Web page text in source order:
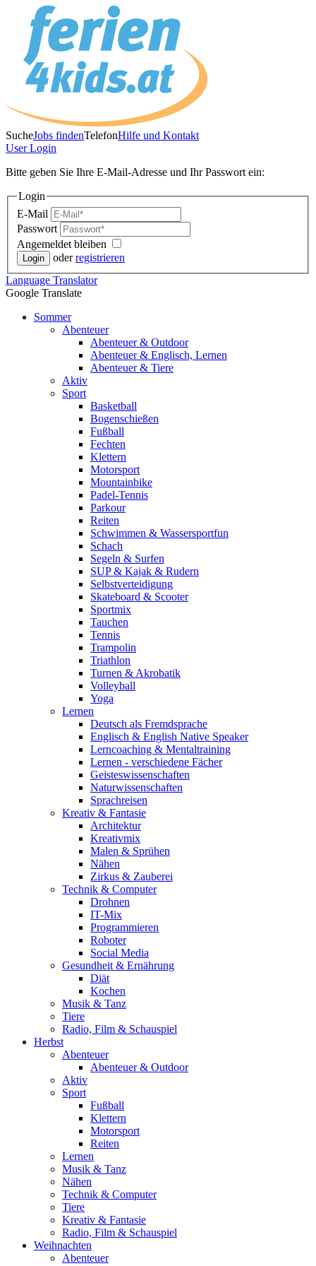
SucheJobs findenTelefonHilfe und Kontakt
UserLogin
Bitte geben Sie Ihre E-Mail-Adresse und Ihr Passwort ein:
Login
E-Mail
Passwort
Angemeldet bleiben
oderregistrieren
Language Translator
Google Translate
Sommer
Abenteuer
Abenteuer & Outdoor
Abenteuer & Englisch, Lernen
Abenteuer & Tiere
Aktiv
Sport
Basketball
Bogenschießen
Fußball
Fechten
Klettern
Motorsport
Mountainbike
Padel-Tennis
Parkour
Reiten
Schwimmen & Wassersportfun
Schach
Segeln & Surfen
SUP & Kajak & Rudern
Selbstverteidigung
Skateboard & Scooter
Sportmix
Tauchen
Tennis
Trampolin
Triathlon
Turnen & Akrobatik
Volleyball
Yoga
Lernen
Deutsch als Fremdsprache
Englisch & English Native Speaker
Lerncoaching & Mentaltraining
Lernen - verschiedene Fächer
Geisteswissenschaften
Naturwissenschaften
Sprachreisen
Kreativ & Fantasie
Architektur
Kreativmix
Malen & Sprühen
Nähen
Zirkus & Zauberei
Technik & Computer
Drohnen
IT-Mix
Programmieren
Roboter
Social Media
Gesundheit & Ernährung
Diät
Kochen
Musik & Tanz
Tiere
Radio, Film & Schauspiel
Herbst
Abenteuer
Abenteuer & Outdoor
Aktiv
Sport
Fußball
Klettern
Motorsport
Reiten
Lernen
Musik & Tanz
Nähen
Technik & Computer
Tiere
Kreativ & Fantasie
Radio, Film & Schauspiel
Weihnachten
Abenteuer